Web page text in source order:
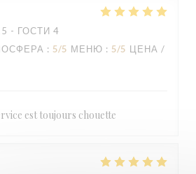
- ГОСТИ 4
: 5/5 МЕНЮ : 5/5 ЦЕНА /
est toujours chouette